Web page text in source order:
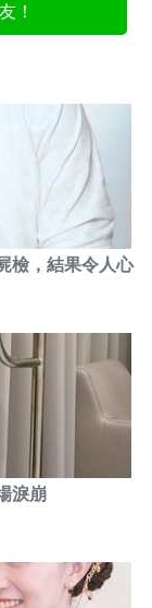
！
檢，結果令人心
淚崩